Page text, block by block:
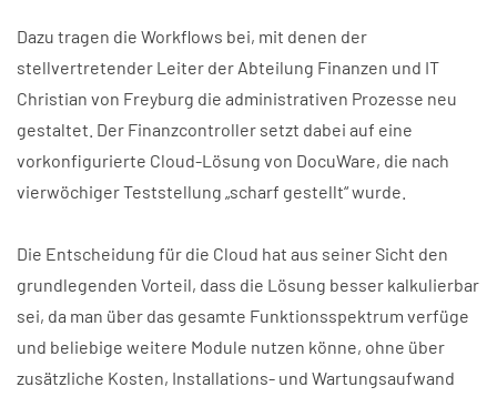
Dazu tragen die Workflows bei, mit denen der
stellvertretender Leiter der Abteilung Finanzen und IT
Christian von Freyburg die administrativen Prozesse neu
gestaltet. Der Finanzcontroller setzt dabei auf eine
vorkonfigurierte Cloud-Lösung von DocuWare, die nach
vierwöchiger Teststellung „scharf gestellt“ wurde.
Die Entscheidung für die Cloud hat aus seiner Sicht den
grundlegenden Vorteil, dass die Lösung besser kalkulierbar
sei, da man über das gesamte Funktionsspektrum verfüge
und beliebige weitere Module nutzen könne, ohne über
zusätzliche Kosten, Installations- und Wartungsaufwand